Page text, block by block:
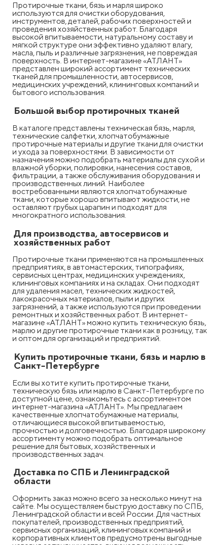
Протирочные ткани, бязь и марля широко
используются для очистки оборудования,
инструментов, деталей, рабочих поверхностей и
проведения хозяйственных работ. Благодаря
высокой впитываемости, натуральному составу и
мягкой структуре они эффективно удаляют влагу,
масла, пыль и различные загрязнения, не повреждая
поверхность. В интернет-магазине «АТЛАНТ»
представлен широкий ассортимент технических
тканей для промышленности, автосервисов,
медицинских учреждений, клининговых компаний и
бытового использования.
Большой выбор протирочных тканей
В каталоге представлены техническая бязь, марля,
технические салфетки, хлопчатобумажные
протирочные материалы и другие ткани для очистки
и ухода за поверхностями. В зависимости от
назначения можно подобрать материалы для сухой и
влажной уборки, полировки, нанесения составов,
фильтрации, а также обслуживания оборудования и
производственных линий. Наиболее
востребованными являются хлопчатобумажные
ткани, которые хорошо впитывают жидкости, не
оставляют грубых царапин и подходят для
многократного использования.
Для производства, автосервисов и
хозяйственных работ
Протирочные ткани применяются на промышленных
предприятиях, в автомастерских, типографиях,
сервисных центрах, медицинских учреждениях,
клининговых компаниях и на складах. Они подходят
для удаления масел, технических жидкостей,
лакокрасочных материалов, пыли и других
загрязнений, а также используются при проведении
ремонтных и хозяйственных работ. В интернет-
магазине «АТЛАНТ» можно купить техническую бязь,
марлю и другие протирочные ткани как в розницу, так
и оптом для организаций и предприятий.
Купить протирочные ткани, бязь и марлю в
Санкт-Петербурге
Если вы хотите купить протирочные ткани,
техническую бязь или марлю в Санкт-Петербурге по
доступной цене, ознакомьтесь с ассортиментом
интернет-магазина «АТЛАНТ». Мы предлагаем
качественные хлопчатобумажные материалы,
отличающиеся высокой впитываемостью,
прочностью и долговечностью. Благодаря широкому
ассортименту можно подобрать оптимальное
решение для бытовых, хозяйственных и
производственных задач.
Доставка по СПБ и Ленинградской
области
Оформить заказ можно всего за несколько минут на
сайте. Мы осуществляем быструю доставку по СПБ,
Ленинградской области и всей России. Для частных
покупателей, производственных предприятий,
сервисных организаций, клининговых компаний и
корпоративных клиентов предусмотрены выгодные